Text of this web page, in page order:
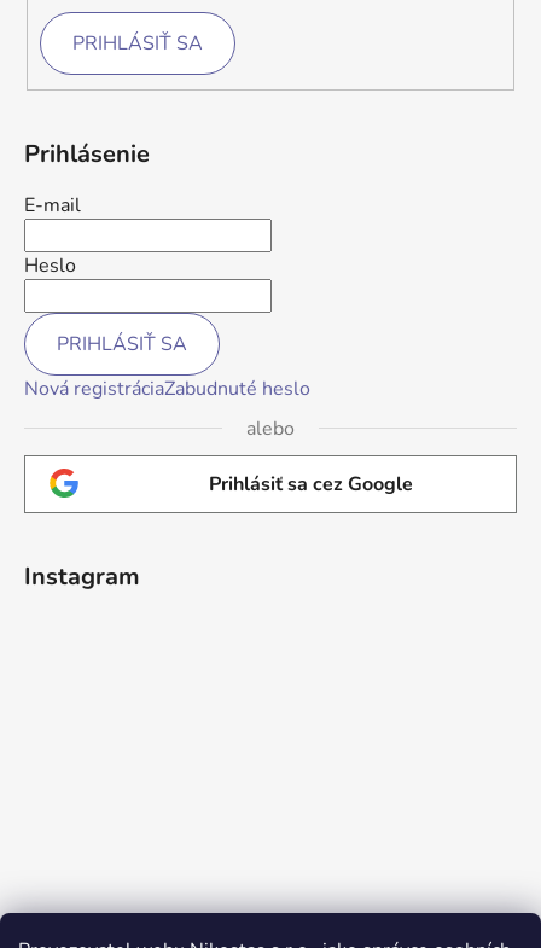
PRIHLÁSIŤ SA
Prihlásenie
E-mail
Heslo
PRIHLÁSIŤ SA
Nová registráciaZabudnuté heslo
alebo
Prihlásiť sa cez Google
Instagram